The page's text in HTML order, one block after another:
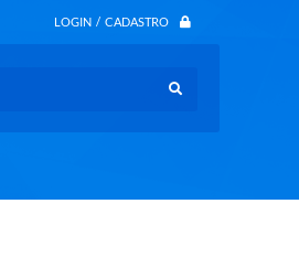
LOGIN / CADASTRO